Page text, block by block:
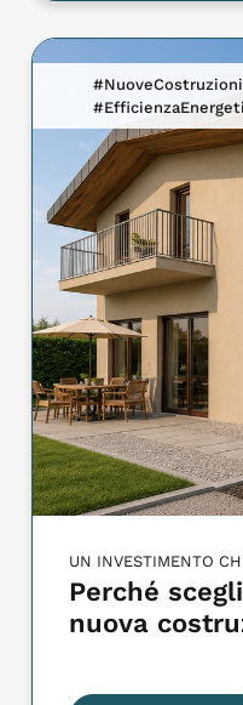
UN INVESTIMENTO
Perché
nuova